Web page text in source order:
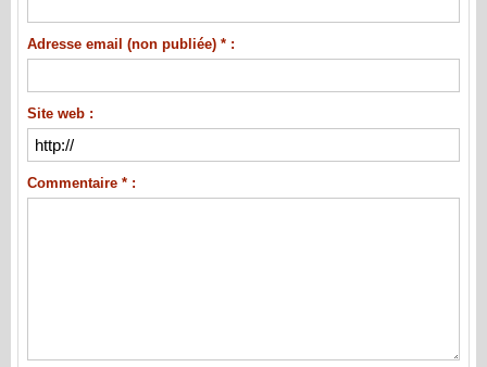
Adresse email (non publiée) * :
Site web :
Commentaire * :